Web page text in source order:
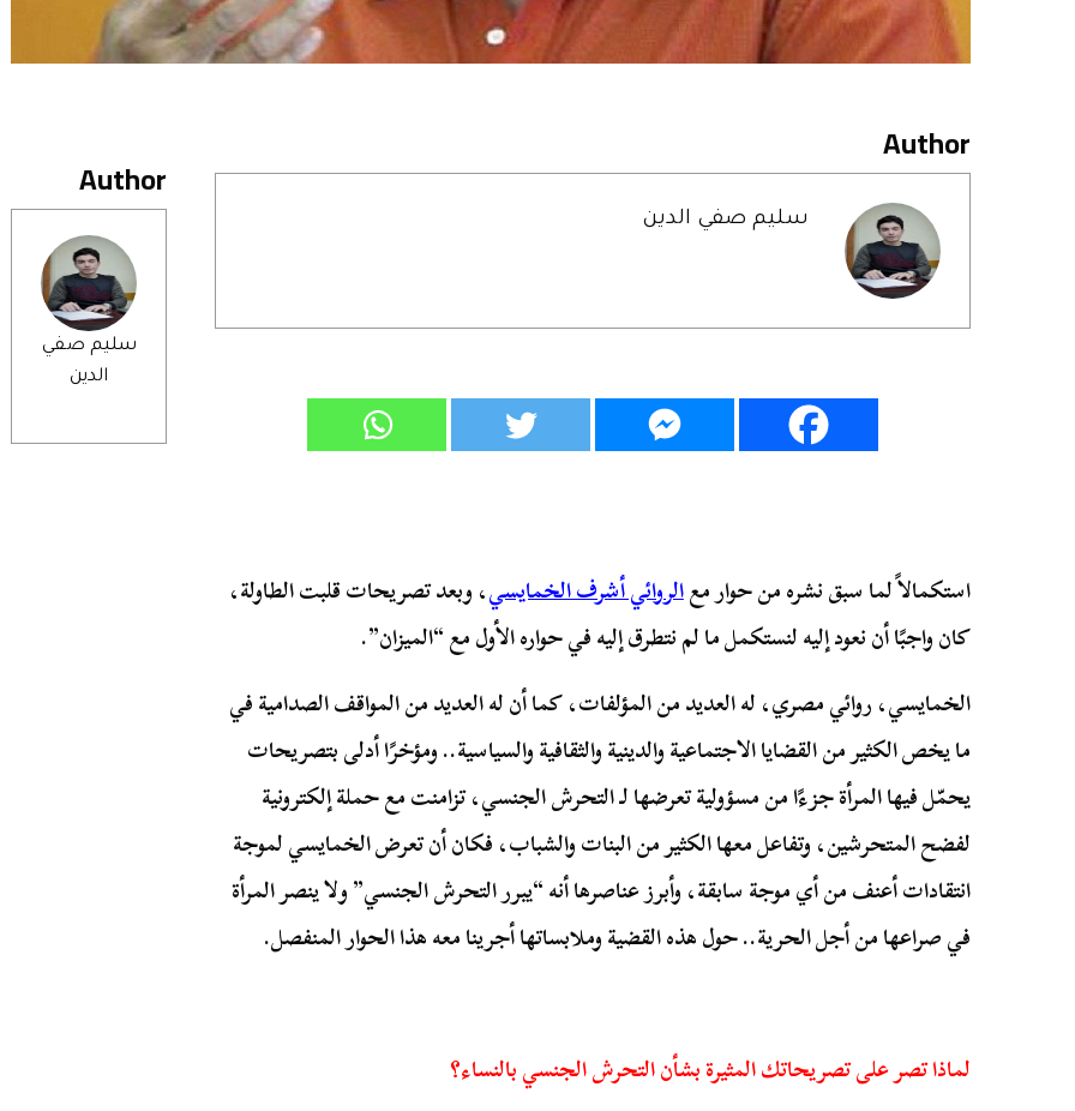
Author
سليم صفي
الدين
Author
سليم صفي الدين
استكمالاً لما سبق نشره من حوار معالروائي أشرف الخمايسي، وبعد تصريحات قلبت الطاولة،
كان واجبًا أن نعود إليه لنستكمل ما لم نتطرق إليه في حواره الأول مع “الميزان”.
الخمايسي، روائي مصري، له العديد من المؤلفات، كما أن له العديد من المواقف الصدامية في
ما يخص الكثير من القضايا الاجتماعية والدينية والثقافية والسياسية.. ومؤخرًا أدلى بتصريحات
يحمّل فيها المرأة جزءًا من مسؤولية تعرضها لـ التحرش الجنسي، تزامنت مع حملة إلكترونية
لفضح المتحرشين، وتفاعل معها الكثير من البنات والشباب، فكان أن تعرض الخمايسي لموجة
انتقادات أعنف من أي موجة سابقة، وأبرز عناصرها أنه “يبرر التحرش الجنسي” ولا ينصر المرأة
في صراعها من أجل الحرية.. حول هذه القضية وملابساتها أجرينا معه هذا الحوار المنفصل.
لماذا تصر على تصريحاتك المثيرة بشأن التحرش الجنسي بالنساء؟